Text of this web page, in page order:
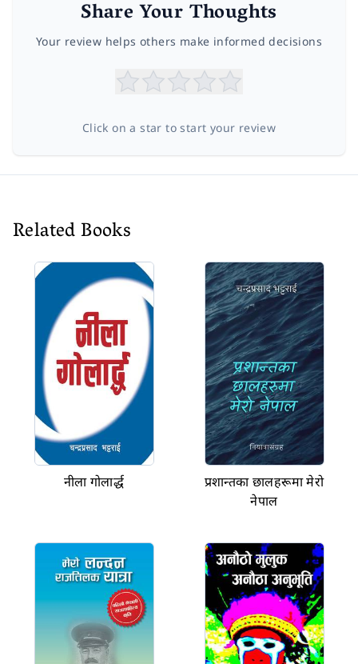
Share Your Thoughts
Your review helps others make informed decisions
Click on a star to start your review
Related Books
नीला गोलार्द्ध
प्रशान्तका छालहरूमा मेरो
नेपाल